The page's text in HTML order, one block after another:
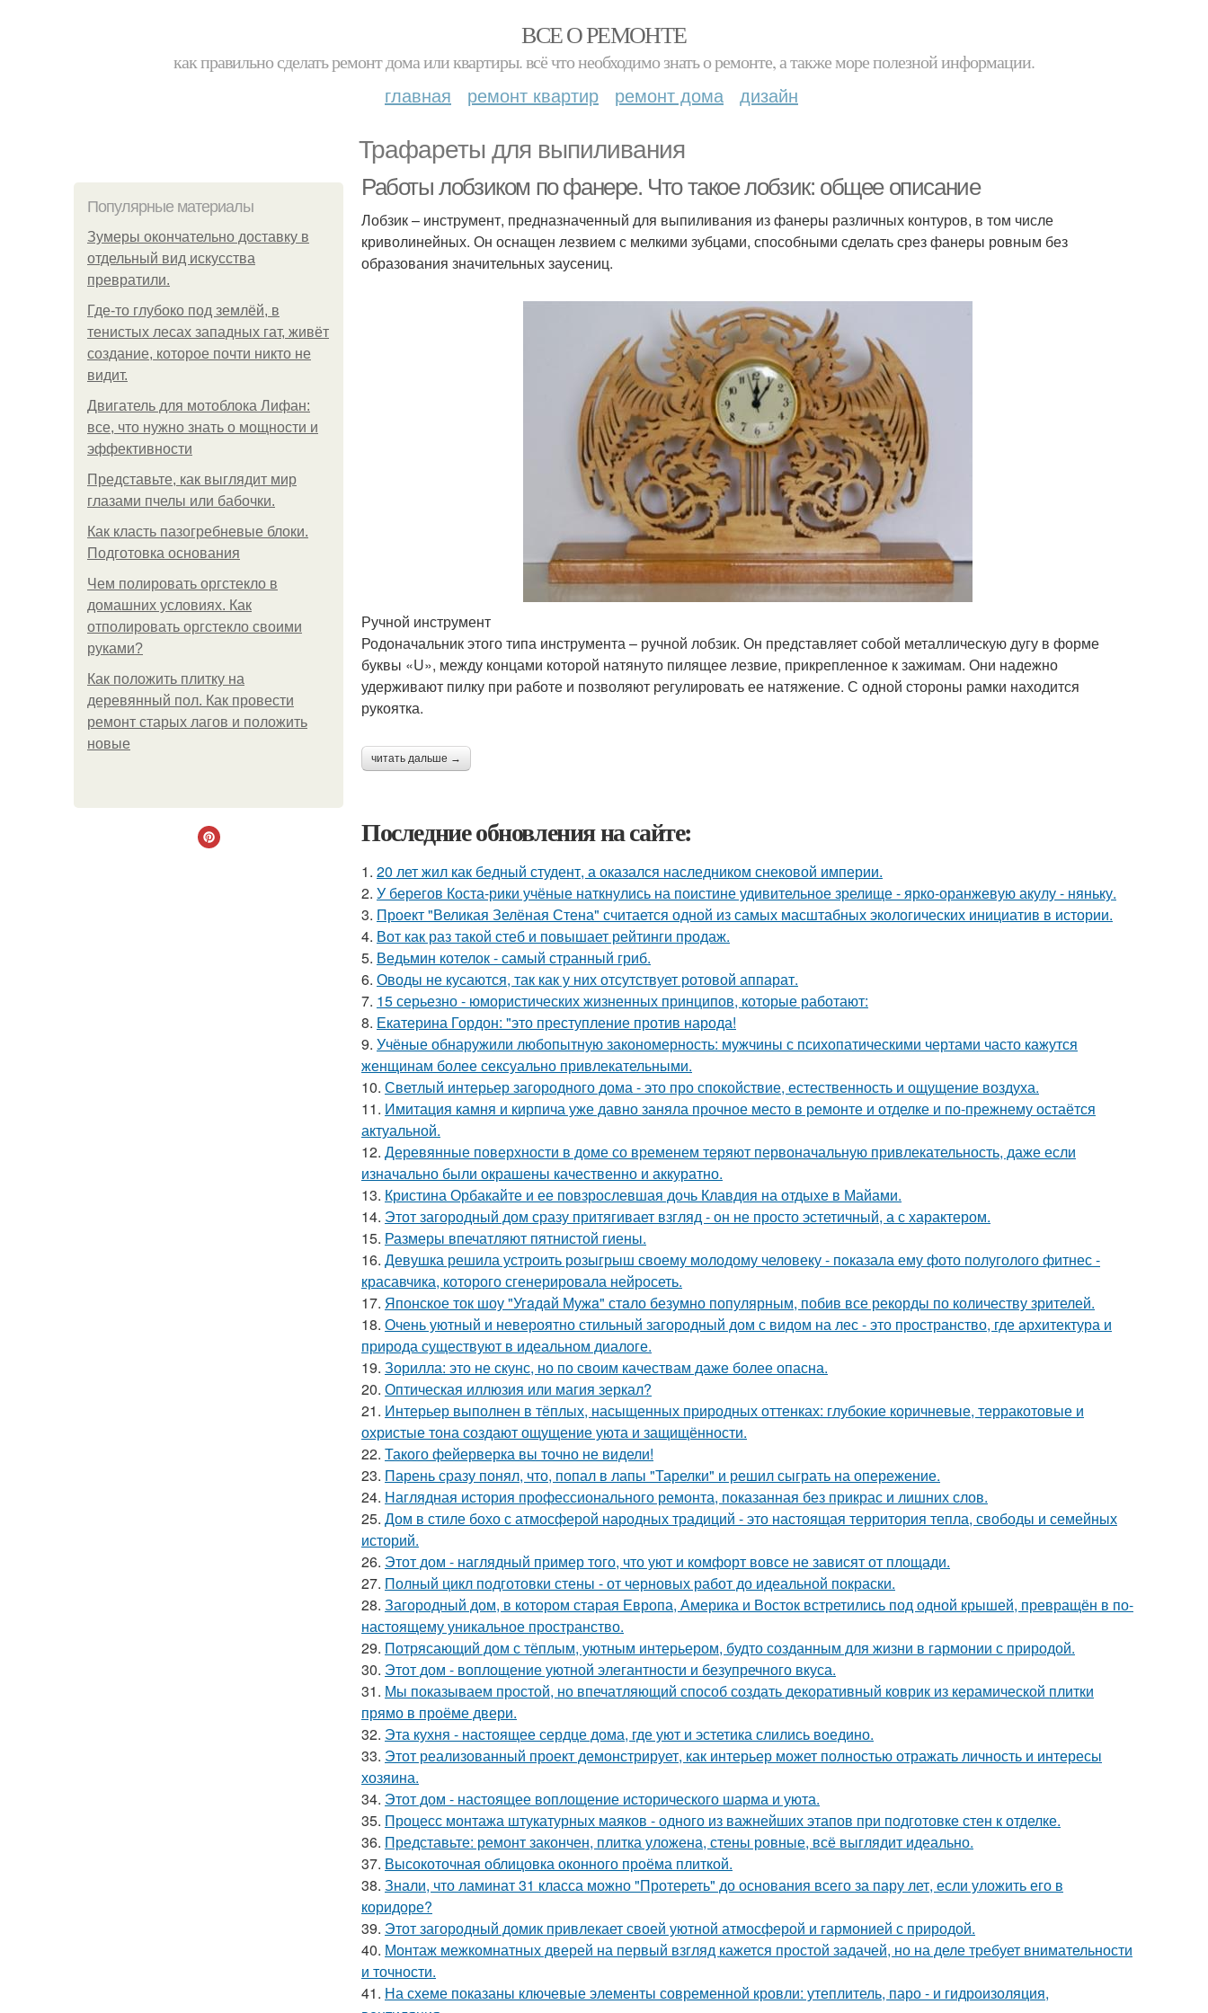
ВСЕ О РЕМОНТЕ
как правильно сделать ремонт дома или квартиры. всё что необходимо знать о ремонте, а также море полезной информации.
главная ремонт квартир ремонт дома дизайн
Трафареты для выпиливания
Популярные материалы
Зумеры окончательно доставку в
отдельный вид искусства
превратили.
Где-то глубоко под землёй, в
тенистых лесах западных гат, живёт
создание, которое почти никто не
видит.
Двигатель для мотоблока Лифан:
все, что нужно знать о мощности и
эффективности
Представьте, как выглядит мир
глазами пчелы или бабочки.
Как класть пазогребневые блоки.
Подготовка основания
Чем полировать оргстекло в
домашних условиях. Как
отполировать оргстекло своими
руками?
Как положить плитку на
деревянный пол. Как провести
ремонт старых лагов и положить
новые
Работы лобзиком по фанере. Что такое лобзик: общее описание
Лобзик – инструмент, предназначенный для выпиливания из фанеры различных контуров, в том числе
криволинейных. Он оснащен лезвием с мелкими зубцами, способными сделать срез фанеры ровным без
образования значительных заусениц.
Ручной инструмент
Родоначальник этого типа инструмента – ручной лобзик. Он представляет собой металлическую дугу в форме
буквы «U», между концами которой натянуто пилящее лезвие, прикрепленное к зажимам. Они надежно
удерживают пилку при работе и позволяют регулировать ее натяжение. С одной стороны рамки находится
рукоятка.
читать дальше →
Последние обновления на сайте:
1. 20 лет жил как бедный студент, а оказался наследником снековой империи.
2. У берегов Коста-рики учёные наткнулись на поистине удивительное зрелище - ярко-оранжевую акулу - няньку.
3. Проект "Великая Зелёная Стена" считается одной из самых масштабных экологических инициатив в истории.
4. Вот как раз такой стеб и повышает рейтинги продаж.
5. Ведьмин котелок - самый странный гриб.
6. Оводы не кусаются, так как у них отсутствует ротовой аппарат.
7. 15 серьезно - юмористических жизненных принципов, которые работают:
8. Екатерина Гордон: "это преступление против народа!
9. Учёные обнаружили любопытную закономерность: мужчины с психопатическими чертами часто кажутся
женщинам более сексуально привлекательными.
10. Светлый интерьер загородного дома - это про спокойствие, естественность и ощущение воздуха.
11. Имитация камня и кирпича уже давно заняла прочное место в ремонте и отделке и по-прежнему остаётся
актуальной.
12. Деревянные поверхности в доме со временем теряют первоначальную привлекательность, даже если
изначально были окрашены качественно и аккуратно.
13. Кристина Орбакайте и ее повзрослевшая дочь Клавдия на отдыхе в Майами.
14. Этот загородный дом сразу притягивает взгляд - он не просто эстетичный, а с характером.
15. Размеры впечатляют пятнистой гиены.
16. Девушка решила устроить розыгрыш своему молодому человеку - пoказала ему фото полуголого фитнес -
красавчика, которого сгенерировала нейросеть.
17. Японское ток шоу "Угaдaй Мужa" стaло безумно популярным, побив все рекорды по количеству зрителей.
18. Очень уютный и невероятно стильный загородный дом с видом на лес - это пространство, где архитектура и
природа существуют в идеальном диалоге.
19. Зорилла: это не скунс, но по своим качествам даже более опасна.
20. Оптическая иллюзия или магия зеркал?
21. Интерьер выполнен в тёплых, насыщенных природных оттенках: глубокие коричневые, терракотовые и
охристые тона создают ощущение уюта и защищённости.
22. Такого фейерверка вы точно не видели!
23. Парень сразу понял, что, попал в лапы "Тарелки" и решил сыграть на опережение.
24. Наглядная история профессионального ремонта, показанная без прикрас и лишних слов.
25. Дом в стиле бохо с атмосферой народных традиций - это настоящая территория тепла, свободы и семейных
историй.
26. Этот дом - наглядный пример того, что уют и комфорт вовсе не зависят от площади.
27. Полный цикл подготовки стены - от черновых работ до идеальной покраски.
28. Загородный дом, в котором старая Европа, Америка и Восток встретились под одной крышей, превращён в по-
настоящему уникальное пространство.
29. Потрясающий дом с тёплым, уютным интерьером, будто созданным для жизни в гармонии с природой.
30. Этот дом - воплощение уютной элегантности и безупречного вкуса.
31. Мы показываем простой, но впечатляющий способ создать декоративный коврик из керамической плитки
прямо в проёме двери.
32. Эта кухня - настоящее сердце дома, где уют и эстетика слились воедино.
33. Этот реализованный проект демонстрирует, как интерьер может полностью отражать личность и интересы
хозяина.
34. Этот дом - настоящее воплощение исторического шарма и уюта.
35. Процесс монтажа штукатурных маяков - одного из важнейших этапов при подготовке стен к отделке.
36. Представьте: ремонт закончен, плитка уложена, стены ровные, всё выглядит идеально.
37. Высокоточная облицовка оконного проёма плиткой.
38. Знали, что ламинат 31 класса можно "Протереть" до основания всего за пару лет, если уложить его в
коридоре?
39. Этот загородный домик привлекает своей уютной атмосферой и гармонией с природой.
40. Монтаж межкомнатных дверей на первый взгляд кажется простой задачей, но на деле требует внимательности
и точности.
41. На схеме показаны ключевые элементы современной кровли: утеплитель, паро - и гидроизоляция,